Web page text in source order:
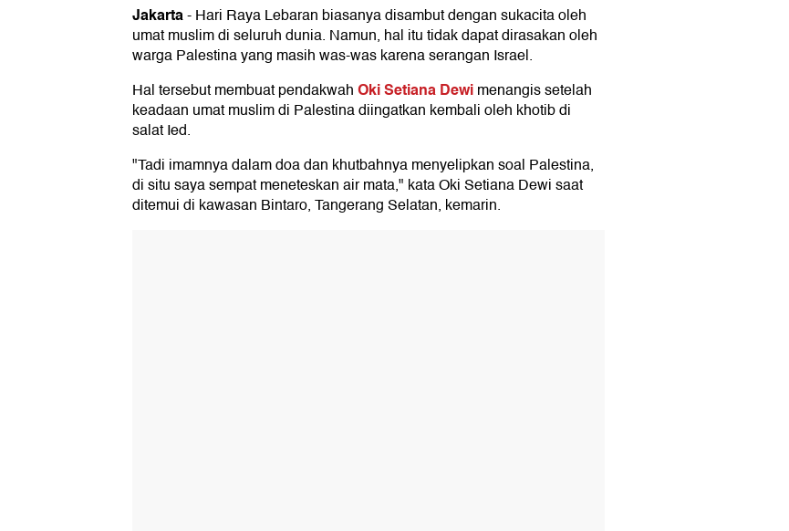
Jakarta-Hari Raya Lebaran biasanya disambut dengan sukacita oleh
umat muslim di seluruh dunia. Namun, hal itu tidak dapat dirasakan oleh
warga Palestina yang masih was-was karena serangan Israel.
Hal tersebut membuat pendakwahOki Setiana Dewimenangis setelah
keadaan umat muslim di Palestina diingatkan kembali oleh khotib di
salat Ied.
"Tadi imamnya dalam doa dan khutbahnya menyelipkan soal Palestina,
di situ saya sempat meneteskan air mata," kata Oki Setiana Dewi saat
ditemui di kawasan Bintaro, Tangerang Selatan, kemarin.